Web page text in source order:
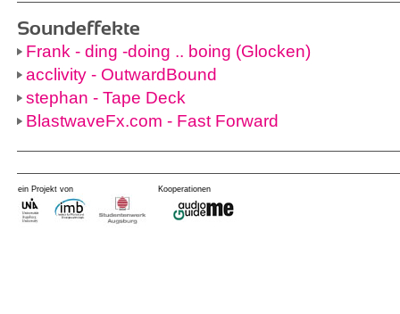
Soundeffekte
Frank - ding -doing .. boing (Glocken)
acclivity - OutwardBound
stephan - Tape Deck
BlastwaveFx.com - Fast Forward
ein Projekt von Kooperationen